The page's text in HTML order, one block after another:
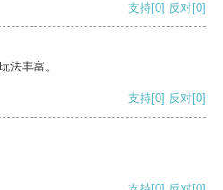
支持[0] 反对[0]
法丰富。
支持[0] 反对[0]